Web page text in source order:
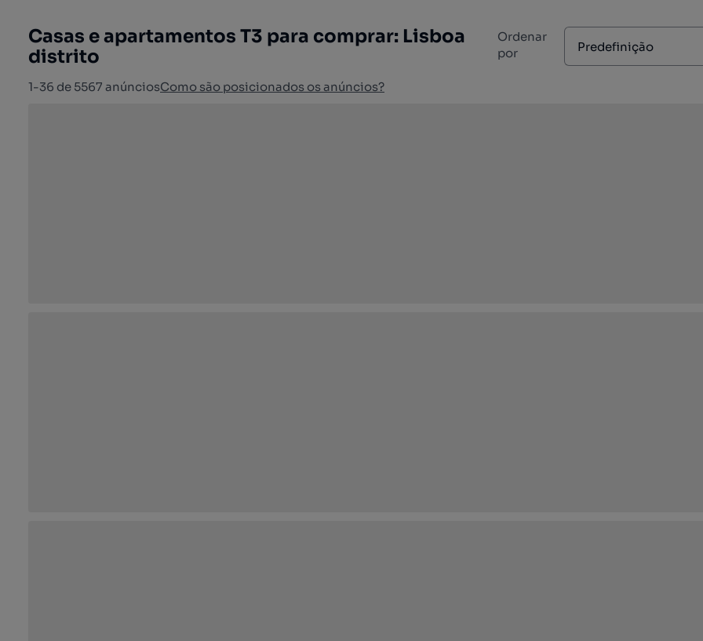
Casas e apartamentos T3 para comprar: Lisboa
distrito
1-36 de 5567 anúnciosComo são posicionados os anúncios?
Ordenar
por
Predefinição